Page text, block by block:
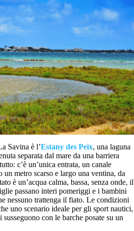
Savina è l’Estany des Peix, una laguna
separata dal mare da una barriera
c’è un’unica entrata, un canale
metro scarso e largo una ventina, da
è un’acqua calma, bassa, senza onde, il
passano interi pomeriggi e i bambini
nessuno trattenga il fiato. Le condizioni
uno scenario ideale per gli sport nautici,
con le barche posate su un